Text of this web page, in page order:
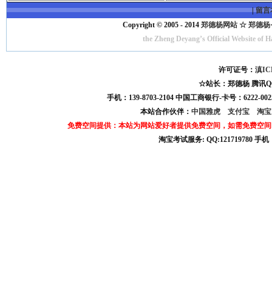
|留言
Copyright © 2005 - 2014 郑德杨网站 ☆ 郑德杨
the Zheng Deyang’s Official Website
许可证号：滇
☆站长：郑德杨 腾讯
手机：139-8703-2104 中国工商银行-卡号：6222-
本站合作伙伴： 中国雅虎 支付宝
淘
免费空间提供：本站为网站爱好者提供免费空间，如需免费空
淘宝考试服务: QQ:121719780 手